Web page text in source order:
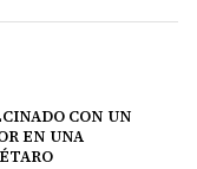
CON UN
EN UNA